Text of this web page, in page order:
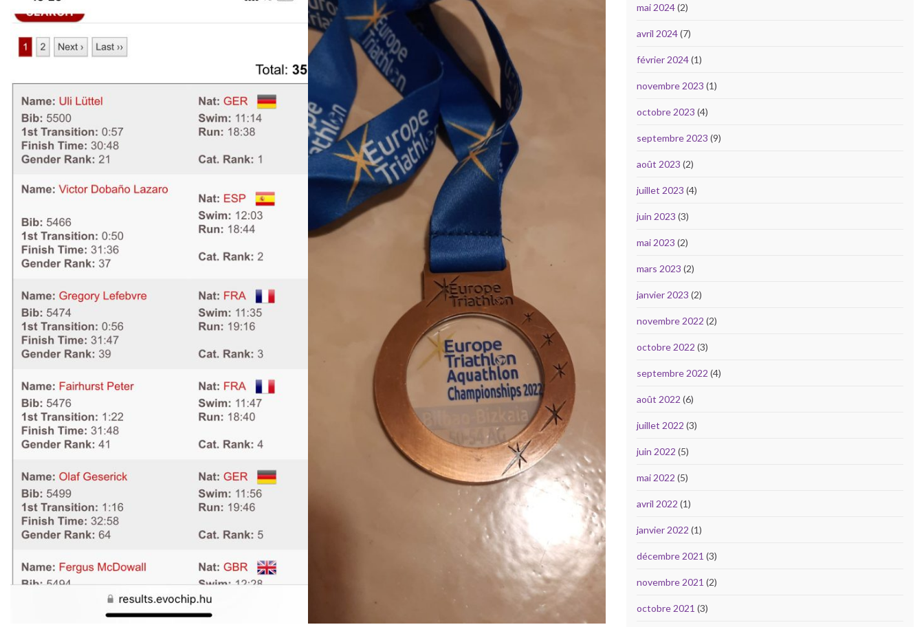
mai 2024(2)
avril 2024(7)
février 2024(1)
novembre 2023 (1)
octobre 2023 (4)
septembre 2023 (9)
août 2023 (2)
juillet 2023 (4)
juin 2023 (3)
mai 2023 (2)
mars 2023 (2)
janvier 2023 (2)
novembre 2022 (2)
octobre 2022 (3)
septembre 2022 (4)
août 2022 (6)
juillet 2022 (3)
juin 2022 (5)
mai 2022 (5)
avril 2022 (1)
janvier 2022 (1)
décembre 2021 (3)
novembre 2021 (2)
octobre 2021 (3)